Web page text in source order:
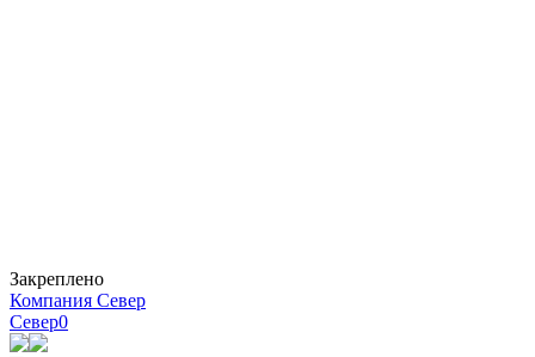
Закреплено
Компания Север
Север0